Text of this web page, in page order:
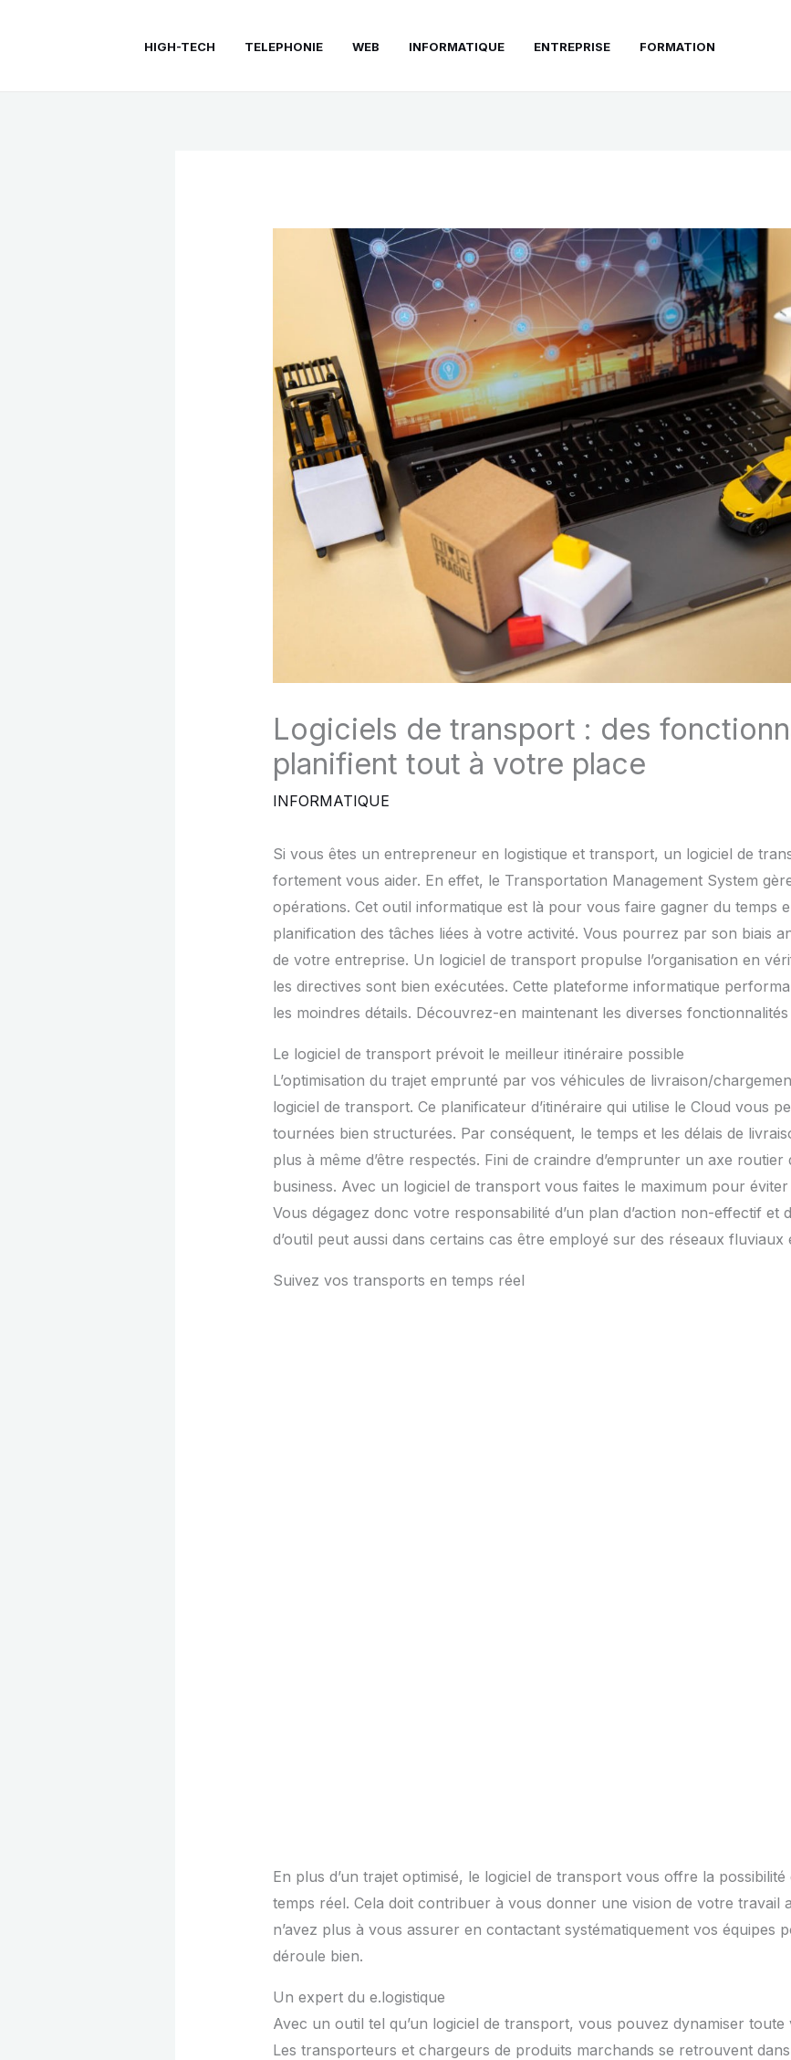
HIGH-TECH TELEPHONIE WEB INFORMATIQUE ENTREPRISE FORMATION
Logiciels de transport : des
planifient tout à votre place
INFORMATIQUE
Si vous êtes un entrepreneur en logistique et transport, un logiciel de
fortement vous aider. En effet, le Transportation Management System
opérations. Cet outil informatique est là pour vous faire gagner du temps
planification des tâches liées à votre activité. Vous pourrez par son biais
de votre entreprise. Un logiciel de transport propulse l’organisation en
les directives sont bien exécutées. Cette plateforme informatique
les moindres détails. Découvrez-en maintenant les diverses
Le logiciel de transport prévoit le meilleur itinéraire possible
L’optimisation du trajet emprunté par vos véhicules de livraison/
logiciel de transport. Ce planificateur d’itinéraire qui utilise le Cloud vous
tournées bien structurées. Par conséquent, le temps et les délais de
plus à même d’être respectés. Fini de craindre d’emprunter un axe
business. Avec un logiciel de transport vous faites le maximum pour
Vous dégagez donc votre responsabilité d’un plan d’action non-effectif et
d’outil peut aussi dans certains cas être employé sur des réseaux fluviaux
Suivez vos transports en temps réel
En plus d’un trajet optimisé, le logiciel de transport vous offre la possibilité
temps réel. Cela doit contribuer à vous donner une vision de votre travail
n’avez plus à vous assurer en contactant systématiquement vos équipes
déroule bien.
Un expert du e.logistique
Avec un outil tel qu’un logiciel de transport, vous pouvez dynamiser toute
Les transporteurs et chargeurs de produits marchands se retrouvent